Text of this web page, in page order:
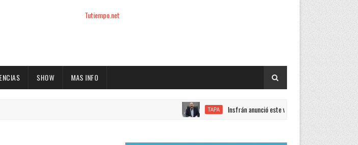
Tutiempo.net
SHOW MAS INFO
TAPA Insfrán anunció este viernes un incremento del 15 por